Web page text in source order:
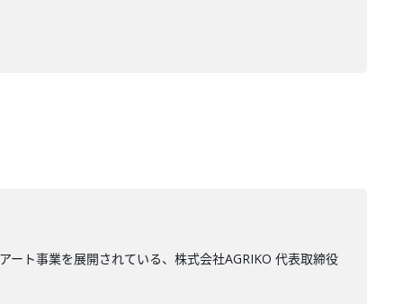
ト事業を展開されている、株式会社AGRIKO 代表取締役